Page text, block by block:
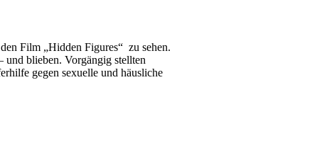
Film „Hidden Figures“ zu sehen.
und blieben. Vorgängig stellten
gegen sexuelle und häusliche